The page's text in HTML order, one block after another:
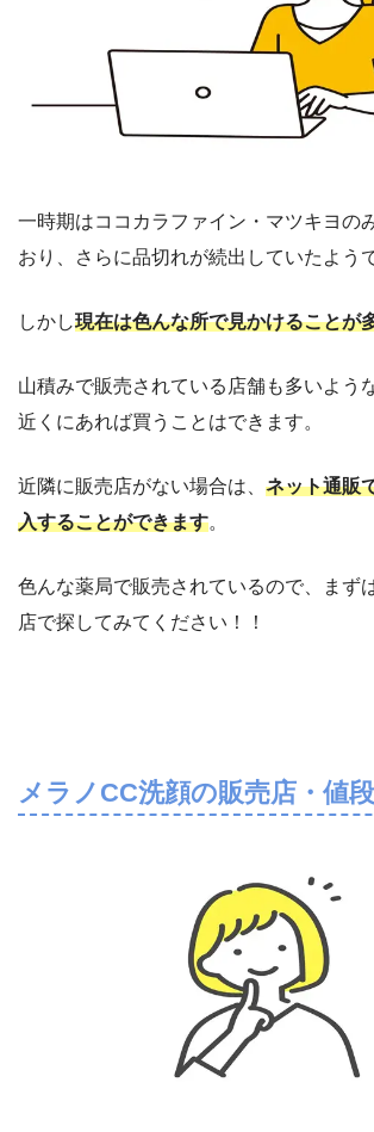
一時期はココカラファイン・マツキヨの
おり、さらに品切れが続出していたよう
しかし現在は色んな所で見かけることが
山積みで販売されている店舗も多いよう
近くにあれば買うことはできます。
近隣に販売店がない場合は、 ネット通販
入することができます。
色んな薬局で販売されているので、まず
店で探してみてください！！
メラノCC洗顔の販売店・値